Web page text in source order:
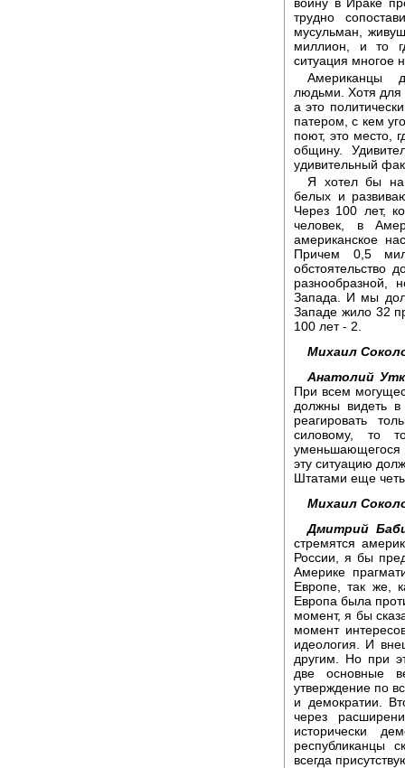
трудно
мусульман,
миллион, и то
ситуация многое
Американцы
людьми. Хотя для
а это
патером, с кем
поют, это место,
общину.
удивительный
Я хотел бы
белых и
Через 100 лет,
человек, в
американское
Причем 0,5
обстоятельство
разнообразной,
Запада. И мы
Западе жило 32
100 лет - 2.
Михаил
Анатолий
При всем
должны видеть
реагировать
силовому, то
уменьшающегося
эту ситуацию
Штатами еще
Михаил
Дмитрий
стремятся
России, я бы
Америке
Европе, так же,
Европа была
момент, я бы
момент
идеология. И
другим. Но при
две основные
утверждение по
и демократии.
через
исторически
республиканцы
всегда